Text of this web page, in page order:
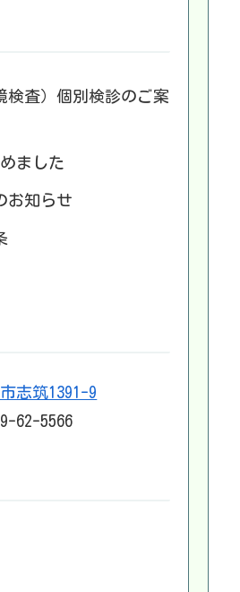
検査）個別検診のご案
ました
お知らせ
志筑1391-9
62-5566